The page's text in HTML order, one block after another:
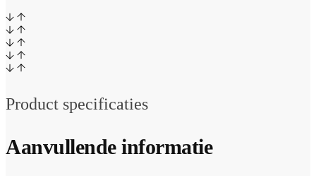
Product specificaties
Aanvullende informatie